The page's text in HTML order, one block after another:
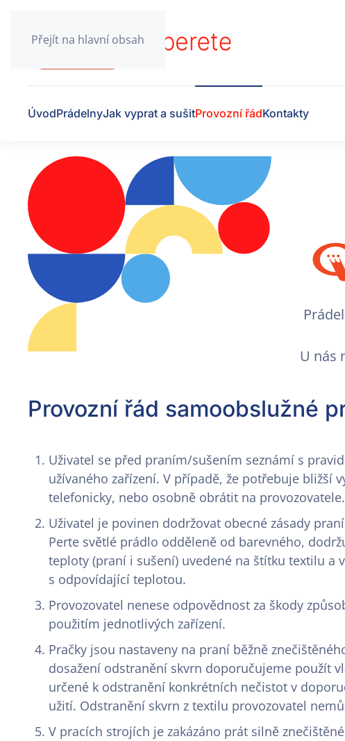
Přejít na hlavní obsah
ÚvodPrádelnyJak vyprat a sušitProvozní řádKontakty
U nás
Provozní řád samoobslužné
Uživatel se před praním/sušením seznámí s
užívaného zařízení. V případě, že potřebuje bližší
telefonicky, nebo osobně obrátit na provozovatele.
Uživatel je povinen dodržovat obecné zásady
Perte světlé prádlo odděleně od barevného,
teploty (praní i sušení) uvedené na štítku textilu a
s odpovídající teplotou.
Provozovatel nenese odpovědnost za škody
použitím jednotlivých zařízení.
Pračky jsou nastaveny na praní běžně
dosažení odstranění skvrn doporučujeme použít
určené k odstranění konkrétních nečistot v
užití. Odstranění skvrn z textilu provozovatel
V pracích strojích je zakázáno prát silně